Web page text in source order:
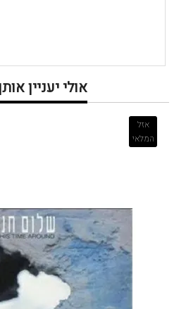
אולי יעניין
אזל
המלאי